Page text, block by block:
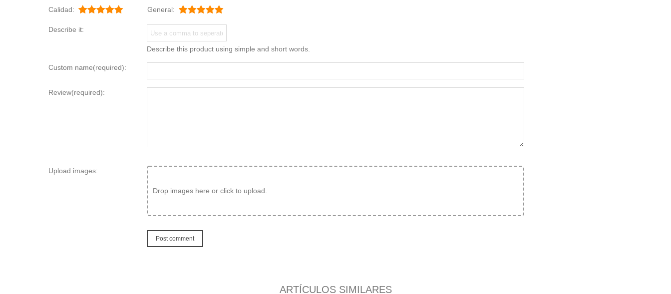
Calidad: General:
Describe it:
Describe this product using simple and short words.
Custom name(required):
Review(required):
Upload images:
Drop images here or click to upload.
ARTÍCULOS SIMILARES